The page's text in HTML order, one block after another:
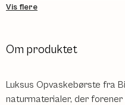
Vis flere
Om produktet
Luksus Opvaskebørste fra
naturmaterialer, der